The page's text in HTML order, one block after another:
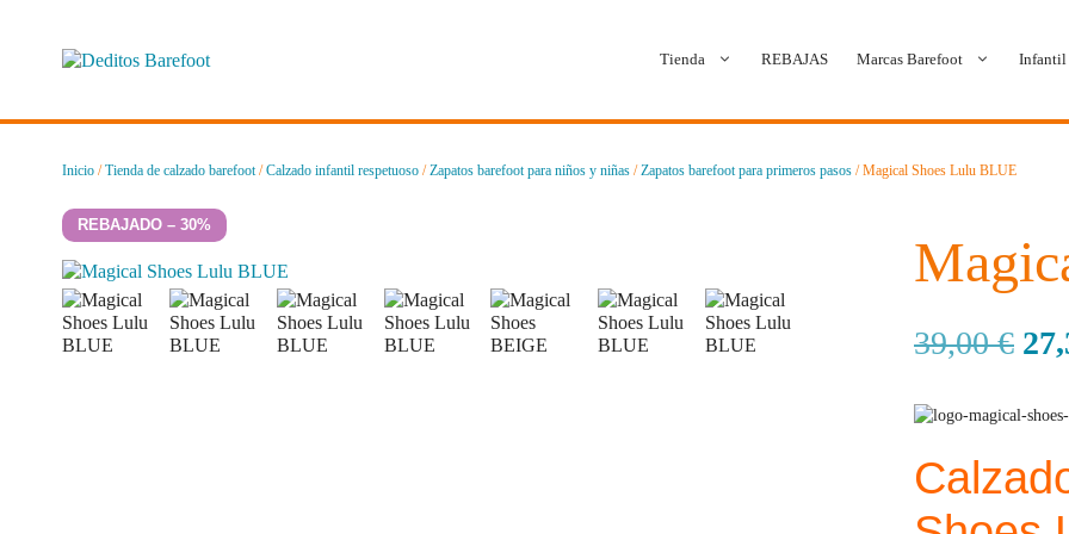
contenido
Tienda REBAJAS Marcas Barefoot
Ballop
Crave Barefoot
Coimbra
Batilas
D.D. Step
Froddo
Gioseppo
Hi-Tec
Infantil
Inicio /Tienda de calzado barefoot/Calzado infantil respetuoso /Zapatos barefoot para niños y niñas /Zapatos barefoot para primeros pasos / Magical Shoes Lulu BLUE
REBAJADO – 30%
39,00€